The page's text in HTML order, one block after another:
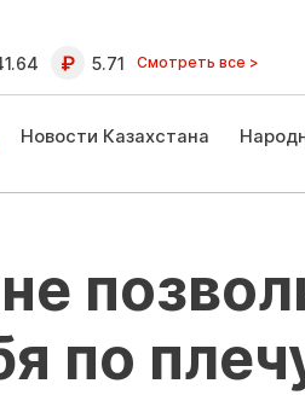
5.71 Смотреть все >
Новости Казахстана
по